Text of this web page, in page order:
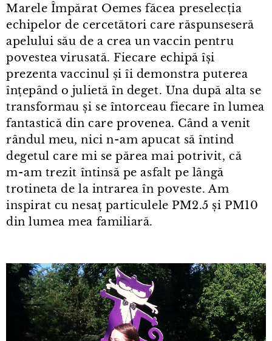
Marele Împărat Oemes făcea preselecția
echipelor de cercetători care răspunseseră
apelului său de a crea un vaccin pentru
povestea virusată. Fiecare echipă își
prezenta vaccinul și îi demonstra puterea
înțepând o julietă în deget. Una după alta se
transformau și se întorceau fiecare în lumea
fantastică din care provenea. Când a venit
rândul meu, nici n⁠-⁠am apucat să întind
degetul care mi se părea mai potrivit, că
m⁠-⁠am trezit întinsă pe asfalt pe lângă
trotineta de la intrarea în poveste. Am
inspirat cu nesaț particulele PM2.5 și PM10
din lumea mea familiară.